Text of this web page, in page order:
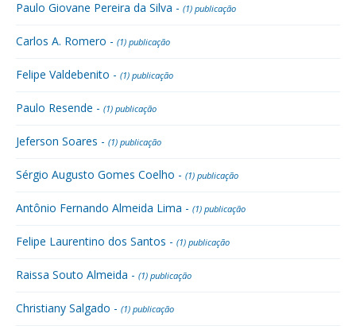
Paulo Giovane Pereira da Silva - (1) publicação
Carlos A. Romero - (1) publicação
Felipe Valdebenito - (1) publicação
Paulo Resende - (1) publicação
Jeferson Soares - (1) publicação
Sérgio Augusto Gomes Coelho - (1) publicação
Antônio Fernando Almeida Lima - (1) publicação
Felipe Laurentino dos Santos - (1) publicação
Raissa Souto Almeida - (1) publicação
Christiany Salgado - (1) publicação